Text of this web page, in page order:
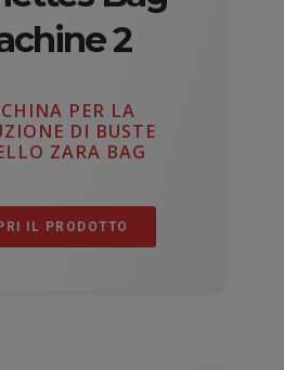
2
PER LA
DI BUSTE
ZARA BAG
IL PRODOTTO